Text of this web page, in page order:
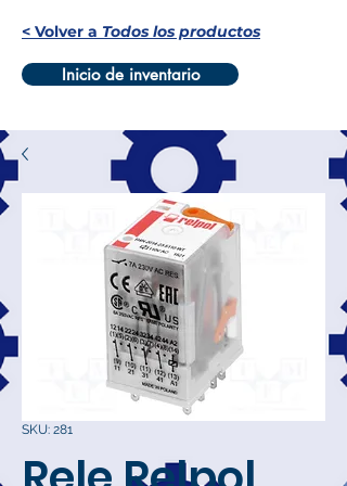
< Volver a Todos los productos
Inicio de inventario
SKU: 281